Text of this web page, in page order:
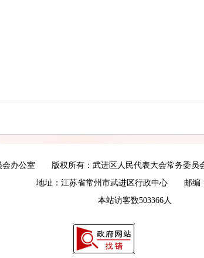
会办公室 版权所有：武进区人民代表大会常务委
地址：江苏省常州市武进区行政中心 邮编
本站访客数503366人